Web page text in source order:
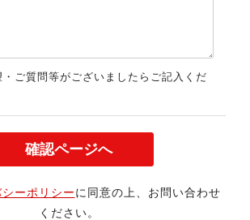
ご質問等がございましたらご記入くだ
ーポリシーに同意の上、お問い合わせ
ください。